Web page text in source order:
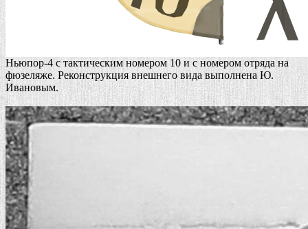
Ньюпор-4 с тактическим номером 10 и с номером отряда на
фюзеляже. Реконструкция внешнего вида выполнена Ю.
Ивановым.